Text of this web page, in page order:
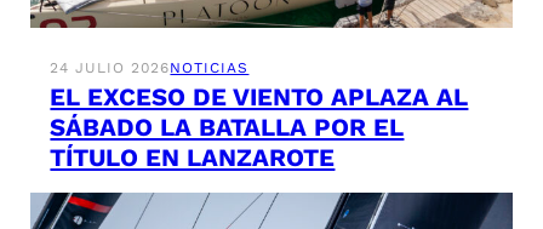
24 JULIO 2026NOTICIAS
EL EXCESO DE VIENTO APLAZA AL
SÁBADO LA BATALLA POR EL
TÍTULO EN LANZAROTE